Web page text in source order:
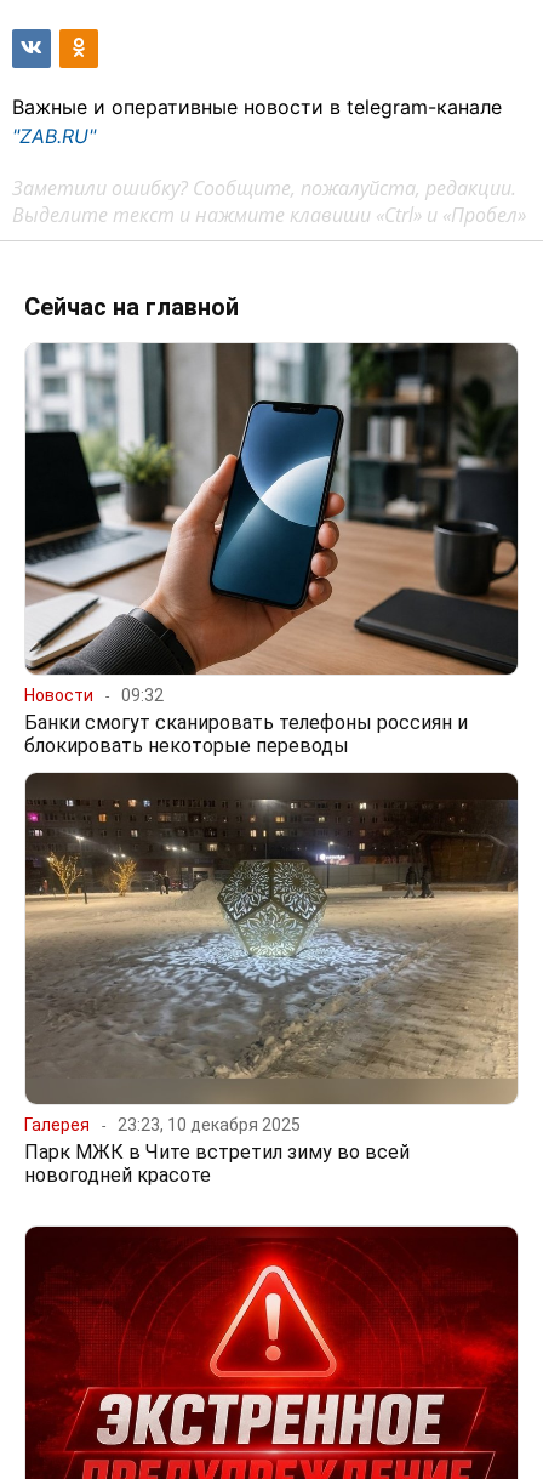
Важные и оперативные новости в telegram-канале
"ZAB.RU"
Заметили ошибку? Сообщите, пожалуйста, редакции.
Выделите текст и нажмите клавиши «Ctrl» и «Пробел»
Сейчас на главной
Новости 09:32
Банки смогут сканировать телефоны россиян и
блокировать некоторые переводы
Галерея 23:23, 10 декабря 2025
Парк МЖК в Чите встретил зиму во всей
новогодней красоте